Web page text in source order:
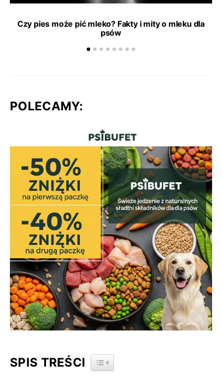
Czy pies może pić mleko? Fakty i mity o mleku dla
psów
POLECAMY:
SPIS TREŚCI TOGGLE TABLE OF CONTENT